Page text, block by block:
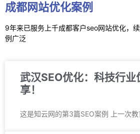
成都网站优化案例
9年来已服务上千成都客户seo网站优化，
例广泛
武汉SEO优化：科技行业
享！
这是知云网的第3篇SEO案例 上一次